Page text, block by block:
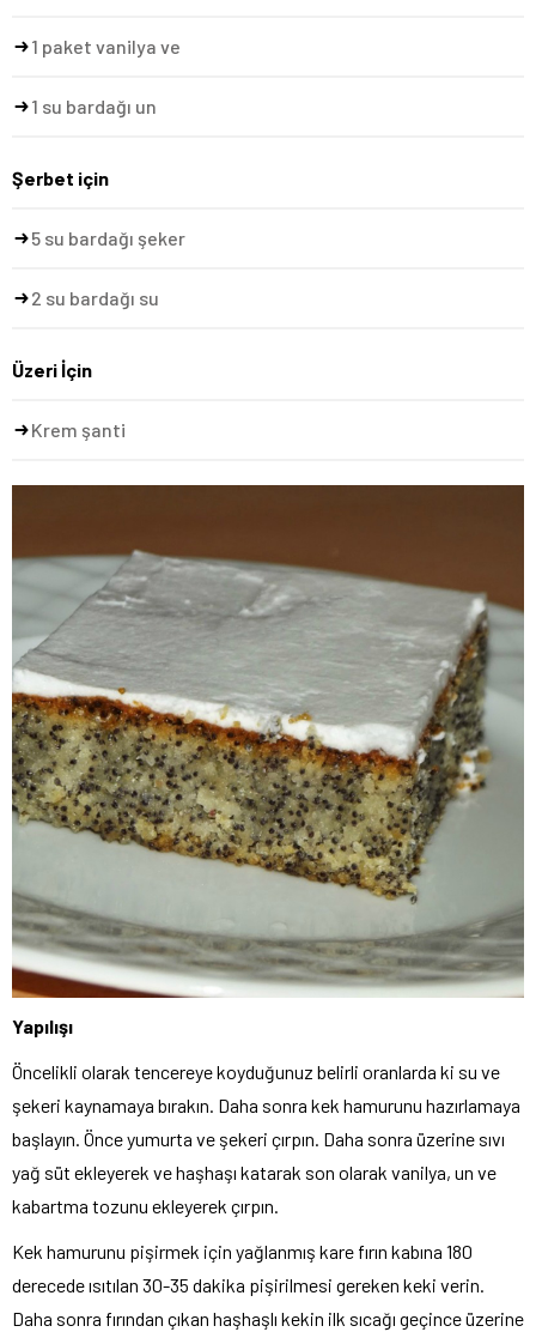
1 paket vanilya ve
1 su bardağı un
Şerbet için
5 su bardağı şeker
2 su bardağı su
Üzeri İçin
Krem şanti
Yapılışı
Öncelikli olarak tencereye koyduğunuz belirli oranlarda ki su ve
şekeri kaynamaya bırakın. Daha sonra kek hamurunu hazırlamaya
başlayın. Önce yumurta ve şekeri çırpın. Daha sonra üzerine sıvı
yağ süt ekleyerek ve haşhaşı katarak son olarak vanilya, un ve
kabartma tozunu ekleyerek çırpın.
Kek hamurunu pişirmek için yağlanmış kare fırın kabına 180
derecede ısıtılan 30-35 dakika pişirilmesi gereken keki verin.
Daha sonra fırından çıkan haşhaşlı kekin ilk sıcağı geçince üzerine